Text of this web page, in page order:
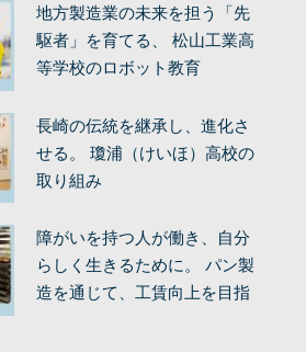
地方製造業の未来を担う「先
駆者」を育てる、 松山工業高
等学校のロボット教育
長崎の伝統を継承し、進化さ
せる。 瓊浦（けいほ）高校の
取り組み
障がいを持つ人が働き、自分
らしく生きるために。 パン製
造を通じて、工賃向上を目指